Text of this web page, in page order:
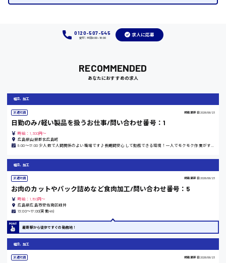
大阪府
竹原市
熊本県
東京都
時給1100円～
0120-507-545
受付：平日9:00 - 18:00
求人に応募
RECOMMENDED
あなたにおすすめの求人
組立、加工
派遣社員 掲載更新日 2026/06/23
日勤のみ/軽い製品を扱うお仕事/問い合わせ番号：1
時給：1,300円～
広島県山県郡北広島町
組立、加工
派遣社員 掲載更新日 2026/06/23
お肉のカットやパック詰めなど食肉加工/問い合わせ番号：5
時給：1,150円～
広島県広島市安佐南区緑井
13:00〜17:00(実働4h)
最寄駅から徒歩ですぐの勤務地！
組立、加工
派遣社員 掲載更新日 2026/06/23